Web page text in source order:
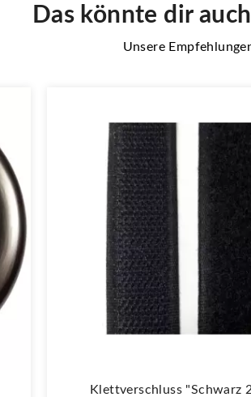
Das könnte dir
Unsere
Klettverschluss "schwarz